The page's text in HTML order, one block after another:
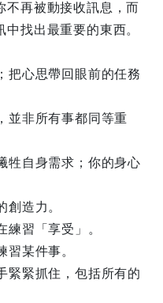
不再被動接收訊息，而
找出最重要的東西。
把心思帶回眼前的任務
並非所有事都同等重
牲自身需求；你的身心
造力。
習「享受」。
某件事。
緊緊抓住，包括所有的